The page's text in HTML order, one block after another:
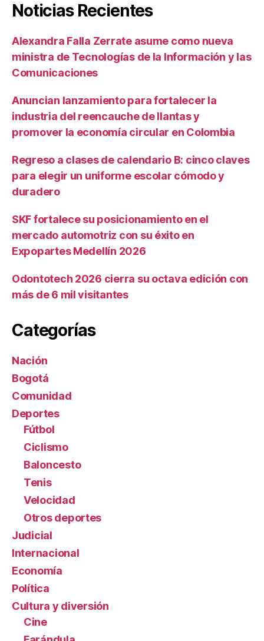
Noticias Recientes
Alexandra Falla Zerrate asume como nueva
ministra de Tecnologías de la Información y las
Comunicaciones
Anuncian lanzamiento para fortalecer la
industria del reencauche de llantas y
promover la economía circular en Colombia
Regreso a clases de calendario B: cinco claves
para elegir un uniforme escolar cómodo y
duradero
SKF fortalece su posicionamiento en el
mercado automotriz con su éxito en
Expopartes Medellín 2026
Odontotech 2026 cierra su octava edición con
más de 6 mil visitantes
Categorías
Nación
Bogotá
Comunidad
Deportes
Fútbol
Ciclismo
Baloncesto
Tenis
Velocidad
Otros deportes
Judicial
Internacional
Economía
Política
Cultura y diversión
Cine